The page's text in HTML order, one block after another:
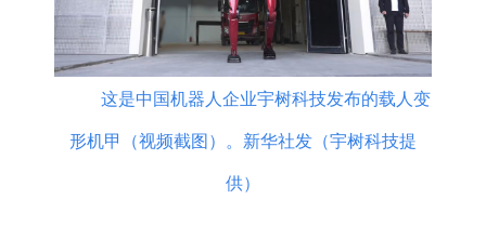
这是中国机器人企业宇树科技发布的载人变
形机甲（视频截图）。新华社发（宇树科技提
供）